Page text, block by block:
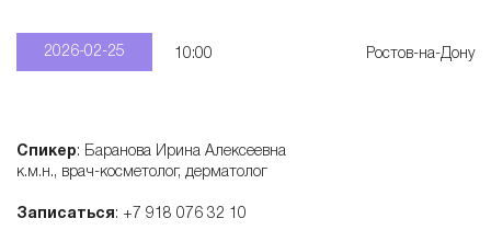
2026-02-25 10:00 Ростов-на-Дону
Спикер: Баранова Ирина Алексеевна
к.м.н., врач-косметолог, дерматолог
Записаться: +7 918 076 32 10